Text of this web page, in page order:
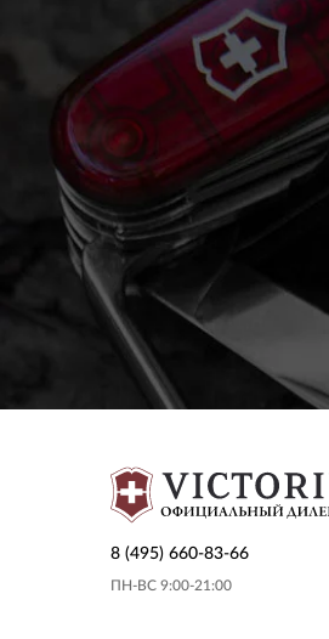
8 (495) 660-83-66
ПН-ВС 9:00-21:00